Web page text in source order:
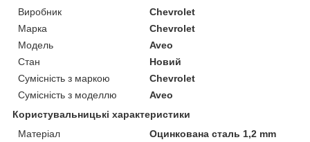
Виробник
Chevrolet
Марка
Chevrolet
Модель
Aveo
Стан
Новий
Сумісність з маркою
Chevrolet
Сумісність з моделлю
Aveo
Користувальницькі характеристики
Матеріал
Оцинкована сталь 1,2 mm